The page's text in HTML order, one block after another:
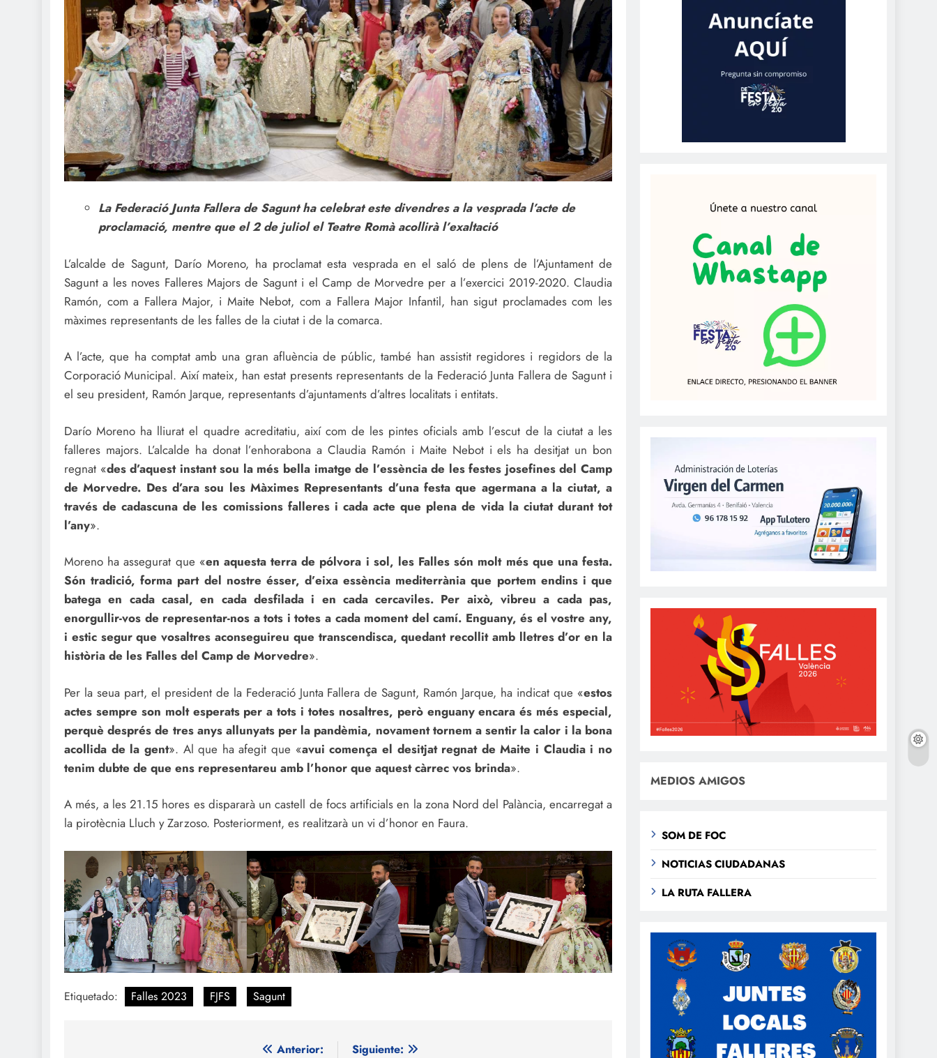
La Federació Junta Fallera de Sagunt ha celebrat este divendres a la vesprada l’acte de
proclamació, mentre que el 2 de juliol el Teatre Romà acollirà l’exaltació
L’alcalde de Sagunt, Darío Moreno, ha proclamat esta vesprada en el saló de plens de l’Ajuntament de
Sagunt a les noves Falleres Majors de Sagunt i el Camp de Morvedre per a l’exercici 2019-2020. Claudia
Ramón, com a Fallera Major, i Maite Nebot, com a Fallera Major Infantil, han sigut proclamades com les
màximes representants de les falles de la ciutat i de la comarca.
A l’acte, que ha comptat amb una gran afluència de públic, també han assistit regidores i regidors de la
Corporació Municipal. Així mateix, han estat presents representants de la Federació Junta Fallera de Sagunt i
el seu president, Ramón Jarque, representants d’ajuntaments d’altres localitats i entitats.
Darío Moreno ha lliurat el quadre acreditatiu, així com de les pintes oficials amb l’escut de la ciutat a les
falleres majors. L’alcalde ha donat l’enhorabona a Claudia Ramón i Maite Nebot i els ha desitjat un bon
regnat «des d’aquest instant sou la més bella imatge de l’essència de les festes josefines del Camp
de Morvedre. Des d’ara sou les Màximes Representants d’una festa que agermana a la ciutat, a
través de cadascuna de les comissions falleres i cada acte que plena de vida la ciutat durant tot
l’any».
Moreno ha assegurat que «en aquesta terra de pólvora i sol, les Falles són molt més que una festa.
Són tradició, forma part del nostre ésser, d’eixa essència mediterrània que portem endins i que
batega en cada casal, en cada desfilada i en cada cercaviles. Per això, vibreu a cada pas,
enorgullir-vos de representar-nos a tots i totes a cada moment del camí. Enguany, és el vostre any,
i estic segur que vosaltres aconseguireu que transcendisca, quedant recollit amb lletres d’or en la
història de les Falles del Camp de Morvedre».
Per la seua part, el president de la Federació Junta Fallera de Sagunt, Ramón Jarque, ha indicat que «estos
actes sempre son molt esperats per a tots i totes nosaltres, però enguany encara és més especial,
perquè després de tres anys allunyats per la pandèmia, novament tornem a sentir la calor i la bona
acollida de la gent». Al que ha afegit que «avui comença el desitjat regnat de Maite i Claudia i no
tenim dubte de que ens representareu amb l’honor que aquest càrrec vos brinda».
A més, a les 21.15 hores es dispararà un castell de focs artificials en la zona Nord del Palància, encarregat a
la pirotècnia Lluch y Zarzoso. Posteriorment, es realitzarà un vi d’honor en Faura.
Etiquetado: Falles 2023 FJFS Sagunt
Anterior:
Siguiente:
MEDIOS AMIGOS
SOM DE FOC
NOTICIAS CIUDADANAS
LA RUTA FALLERA